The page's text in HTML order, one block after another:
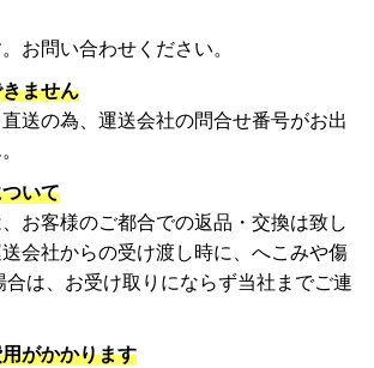
お問い合わせください。
ません
送の為、運送会社の問合せ番号がお出
いて
お客様のご都合での返品・交換は致し
会社からの受け渡し時に、へこみや傷
合は、お受け取りにならず当社までご連
がかかります